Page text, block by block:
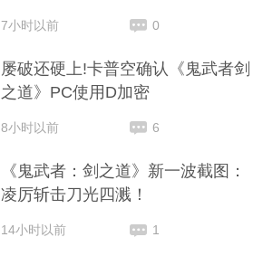
7小时以前 0
屡破还硬上!卡普空确认《鬼武者剑
之道》PC使用D加密
8小时以前 6
《鬼武者：剑之道》新一波截图：
凌厉斩击刀光四溅！
14小时以前 1